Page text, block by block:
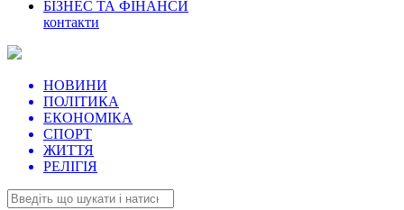
БІЗНЕС ТА ФІНАНСИ
контакти
НОВИНИ
ПОЛІТИКА
ЕКОНОМІКА
СПОРТ
ЖИТТЯ
РЕЛІГІЯ